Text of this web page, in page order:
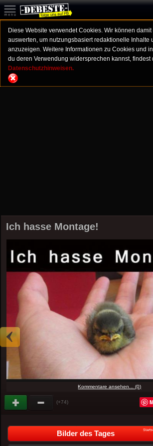
Diese Website verwendet Cookies. Wir können
auswerten, um nutzungsbasiert redaktionelle Inhalte
anzuzeigen. Weitere Informationen zu Cookies und
du deren Verwendung widersprechen kannst, findest
Datenschutzhinweisen.
Ich hasse Montage!
Kommentare ansehen... (0)
(+74)
Bilder des Tages